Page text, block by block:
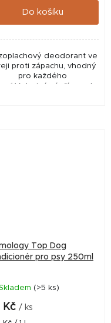
Do košíku
deodorant ve
proti zápachu, vhodný
pro každého
Veterinární přípravek
Top Dog
pro psy 250ml
(>5 ks)
Kč / ks